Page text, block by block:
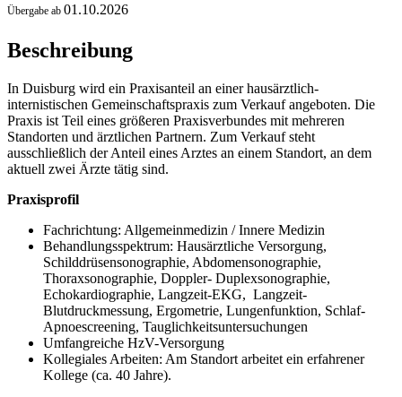
Übergabe ab 01.10.2026
Beschreibung
In Duisburg wird ein Praxisanteil an einer hausärztlich-
internistischen Gemeinschaftspraxis zum Verkauf angeboten. Die
Praxis ist Teil eines größeren Praxisverbundes mit mehreren
Standorten und ärztlichen Partnern. Zum Verkauf steht
ausschließlich der Anteil eines Arztes an einem Standort, an dem
aktuell zwei Ärzte tätig sind.
Praxisprofil
Fachrichtung: Allgemeinmedizin / Innere Medizin
Behandlungsspektrum: Hausärztliche Versorgung,
Schilddrüsensonographie, Abdomensonographie,
Thoraxsonographie, Doppler- Duplexsonographie,
Echokardiographie, Langzeit-EKG, Langzeit-
Blutdruckmessung, Ergometrie, Lungenfunktion, Schlaf-
Apnoescreening, Tauglichkeitsuntersuchungen
Umfangreiche HzV-Versorgung
Kollegiales Arbeiten: Am Standort arbeitet ein erfahrener
Kollege (ca. 40 Jahre).